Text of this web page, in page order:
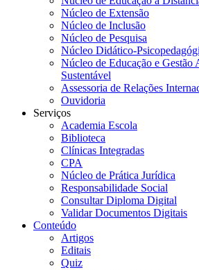
Núcleo de Extensão
Núcleo de Inclusão
Núcleo de Pesquisa
Núcleo Didático-
Núcleo de Educação e
Sustentável
Assessoria de Relações
Ouvidoria
Serviços
Academia Escola
Biblioteca
Clínicas Integradas
CPA
Núcleo de Prática Jurídica
Responsabilidade Social
Consultar Diploma Digital
Validar Documentos Digitais
Conteúdo
Artigos
Editais
Quiz